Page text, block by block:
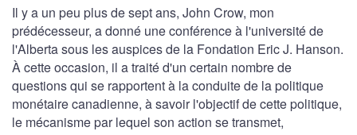
Il y a un peu plus de sept ans, John Crow, mon
prédécesseur, a donné une conférence à l'université de
l'Alberta sous les auspices de la Fondation Eric J. Hanson.
À cette occasion, il a traité d'un certain nombre de
questions qui se rapportent à la conduite de la politique
monétaire canadienne, à savoir l'objectif de cette politique,
le mécanisme par lequel son action se transmet,